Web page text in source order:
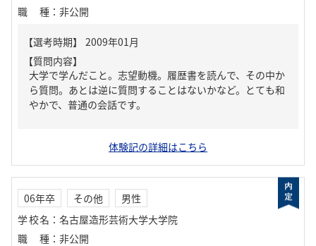
職種 ： 非公開
【質問内容】
大学で学んだこと。志望動機。履歴書を読んで、その中か
ら質問。あとは逆に質問することはないかなど。とても和
やかで、普通の会話です。
体験記の詳細はこちら
06年卒 その他
男性
学校名 ： 名古屋造形芸術大学大学院
職種 ： 非公開